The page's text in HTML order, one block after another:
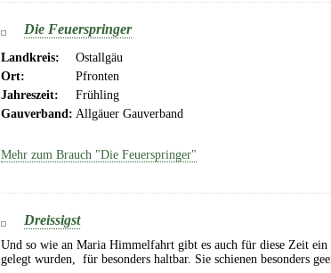
Die Feuerspringer
Landkreis:
Ostallgäu
Ort:
Pfronten
Jahreszeit:
Frühling
Gauverband: Allgäuer Gauverband
Mehr zum Brauch "Die Feuerspringer"
Dreissigst
Und so wie an Maria Himmelfahrt gibt es auch für diese Zeit
gelegt wurden, für besonders haltbar. Sie schienen besonders